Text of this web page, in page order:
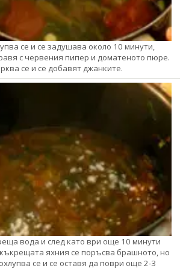
се и се задушава около 10 минути,
с червения пипер и доматеното пюре.
се и се добавят джанките.
вода и след като ври още 10 минути
яхния се поръсва брашното, но
се и се оставя да поври още 2-3